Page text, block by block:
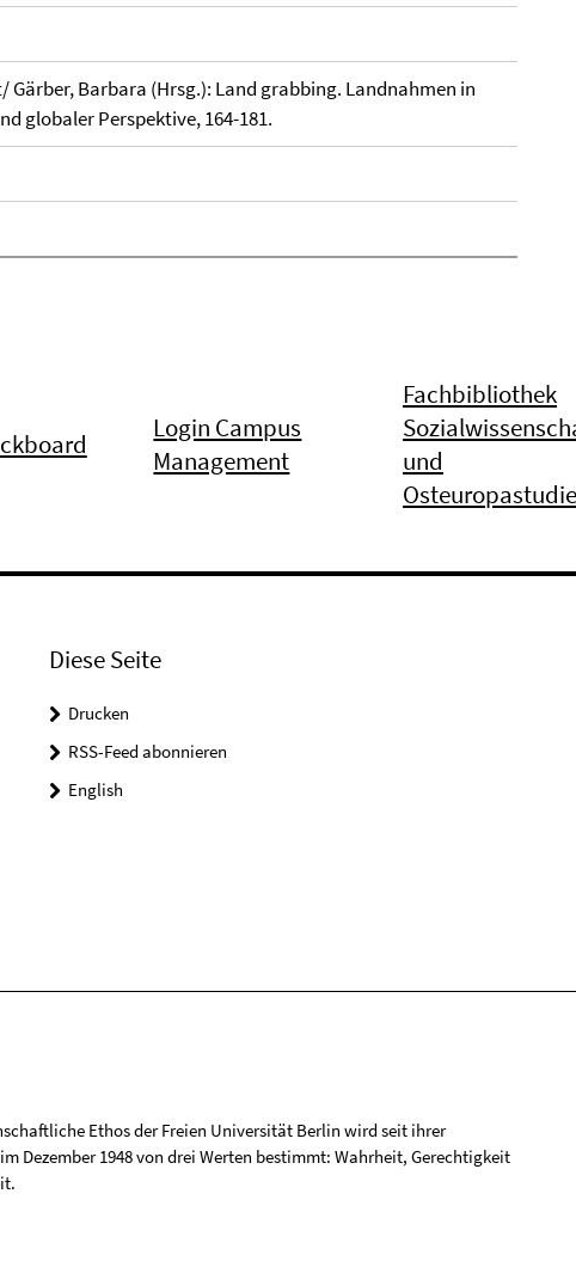
Gärber, Barbara (Hrsg.): Land grabbing. Landnahmen in
globaler Perspektive, 164-181.
Login Campus
Management
Fachbibliothek
und
Diese Seite
Drucken
RSS-Feed abonnieren
English
Ethos der Freien Universität Berlin wird seit ihrer
Dezember 1948 von drei Werten bestimmt: Wahrheit, Gerechtigkeit